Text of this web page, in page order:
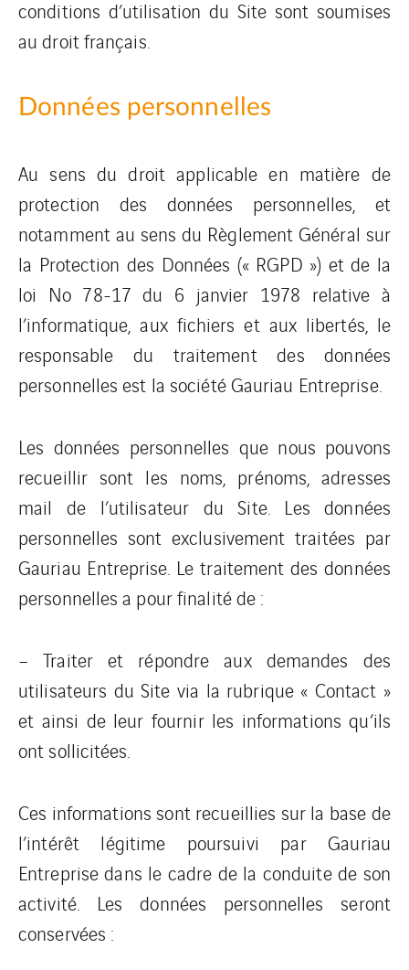
conditions d’utilisation du Site sont soumises
au droit français.
Données personnelles
Au sens du droit applicable en matière de
protection des données personnelles, et
notamment au sens du Règlement Général sur
la Protection des Données (« RGPD ») et de la
loi No 78-17 du 6 janvier 1978 relative à
l’informatique, aux fichiers et aux libertés, le
responsable du traitement des données
personnelles est la société Gauriau Entreprise.
Les données personnelles que nous pouvons
recueillir sont les noms, prénoms, adresses
mail de l’utilisateur du Site. Les données
personnelles sont exclusivement traitées par
Gauriau Entreprise. Le traitement des données
personnelles a pour finalité de :
– Traiter et répondre aux demandes des
utilisateurs du Site via la rubrique « Contact »
et ainsi de leur fournir les informations qu’ils
ont sollicitées.
Ces informations sont recueillies sur la base de
l’intérêt légitime poursuivi par Gauriau
Entreprise dans le cadre de la conduite de son
activité. Les données personnelles seront
conservées :